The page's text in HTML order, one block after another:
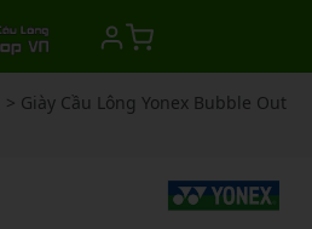
> Giày Cầu Lông Yonex Bubble Out